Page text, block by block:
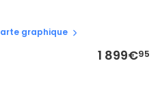
graphique
1 899€95